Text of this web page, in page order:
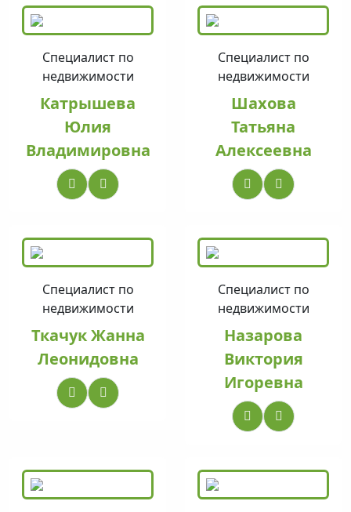
Специалист по
недвижимости
Катрышева
Юлия
Владимировна
Специалист по
недвижимости
Шахова
Татьяна
Алексеевна
Специалист по
недвижимости
Ткачук Жанна
Леонидовна
Специалист по
недвижимости
Назарова
Виктория
Игоревна